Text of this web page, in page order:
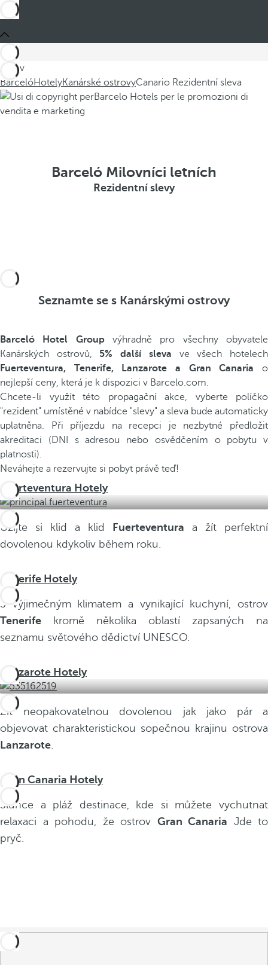
Jste v
BarcelóHotelyKanárské ostrovyCanario Rezidentní sleva
Barceló Milovníci letních
Rezidentní slevy
Seznamte se s Kanárskými ostrovy
Barceló Hotel Groupvýhradně pro všechny obyvatele
Kanárských ostrovů,5% další sleva ve všech hotelech
Fuerteventura, Tenerife, Lanzarote a Gran Canaria o
nejlepší ceny, která je k dispozici v Barcelo.com.
Chcete-li využít této propagační akce, vyberte políčko
"rezident" umístěné v nabídce "slevy" a sleva bude automaticky
uplatněna. Při příjezdu na recepci je nezbytné předložit
akreditaci (DNI s adresou nebo osvědčením o pobytu v
platnosti).
Neváhejte a rezervujte si pobyt právě teď!
Fuerteventura Hotely
Užijte si klid a klid Fuerteventura a žít perfektní
dovolenou kdykoliv během roku.
Tenerife Hotely
S výjimečným klimatem a vynikající kuchyní, ostrov
Tenerife kromě několika oblastí zapsaných na
seznamu světového dědictví UNESCO.
Lanzarote Hotely
Žít neopakovatelnou dovolenou jak jako pár a
objevovat charakteristickou sopečnou krajinu ostrova
Lanzarote.
Gran Canaria Hotely
Slunce a pláž destinace, kde si můžete vychutnat
relaxaci a pohodu, že ostrov Gran Canaria Jde to
pryč.